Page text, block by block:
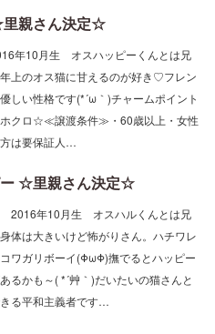
親さん決定☆
年10月生 オスハッピーくんとは兄
上のオス猫に甘えるのが好き♡フレン
しい性格です(*´ω｀)チャームポイント
クロ☆≪譲渡条件≫・60歳以上・女性
は要保証人…
☆里親さん決定☆
2016年10月生 オスハルくんとは兄
体は大きいけど怖がりさん。ハチワレ
ワガリボーイ(ΦωΦ)撫でるとハッピー
るかも～( *´艸｀)だいたいの猫さんと
る平和主義者です…